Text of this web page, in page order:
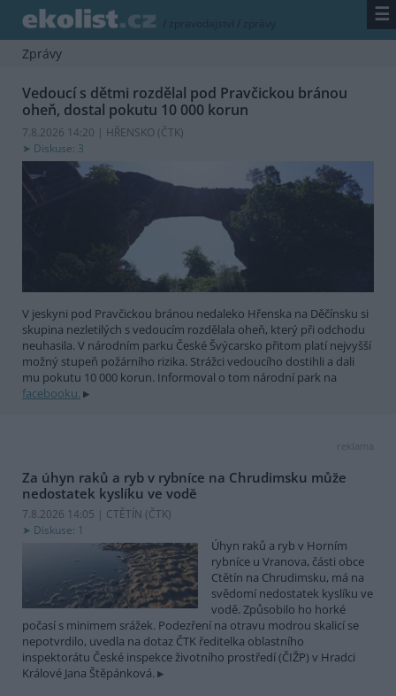
/ zpravodajství / zprávy ☰
Zprávy
Vedoucí s dětmi rozdělal pod Pravčickou bránou
oheň, dostal pokutu 10 000 korun
7.8.2026 14:20 | HŘENSKO (ČTK)
Diskuse: 3
V jeskyni pod Pravčickou bránou nedaleko Hřenska na Děčínsku si
skupina nezletilých s vedoucím rozdělala oheň, který při odchodu
neuhasila. V národním parku České Švýcarsko přitom platí nejvyšší
možný stupeň požárního rizika. Strážci vedoucího dostihli a dali
mu pokutu 10 000 korun. Informoval o tom národní park na
facebooku.
reklama
Za úhyn raků a ryb v rybníce na Chrudimsku může
nedostatek kyslíku ve vodě
7.8.2026 14:05 | CTĚTÍN (ČTK)
Diskuse: 1
Úhyn raků a ryb v Horním
rybníce u Vranova, části obce
Ctětín na Chrudimsku, má na
svědomí nedostatek kyslíku ve
vodě. Způsobilo ho horké
počasí s minimem srážek. Podezření na otravu modrou skalicí se
nepotvrdilo, uvedla na dotaz ČTK ředitelka oblastního
inspektorátu České inspekce životního prostředí (ČIŽP) v Hradci
Králové Jana Štěpánková.